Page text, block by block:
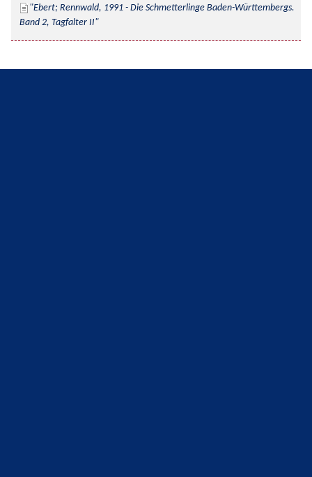
Ebert; Rennwald, 1991 - Die Schmetterlinge Baden-Württembergs.
Band 2, Tagfalter II